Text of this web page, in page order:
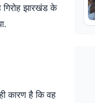
झारखंड के
कारण है कि वह